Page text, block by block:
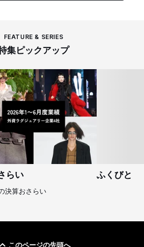
FEATURE & SERIES
集ピックアップ
らい
決算おさらい
ふくびと
このページの先頭へ